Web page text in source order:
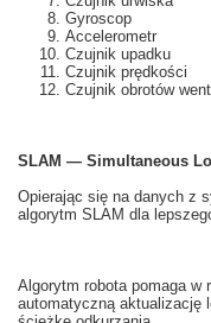
Gyroscop
Accelerometr
Czujnik upadku
Czujnik prędkości
Czujnik obrotów
SLAM — Simultaneous
Opierając się na danych z
algorytm SLAM dla
Algorytm robota pomaga w
automatycznąaktualizację